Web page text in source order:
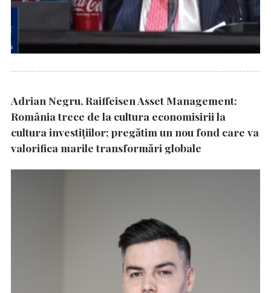
Adrian Negru, Raiffeisen Asset Management:
România trece de la cultura economisirii la
cultura investițiilor; pregătim un nou fond care va
valorifica marile transformări globale